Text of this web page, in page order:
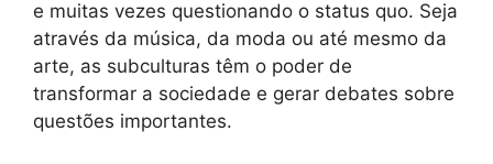
e muitas vezes questionando o status quo. Seja
através da música, da moda ou até mesmo da
arte, as subculturas têm o poder de
transformar a sociedade e gerar debates sobre
questões importantes.